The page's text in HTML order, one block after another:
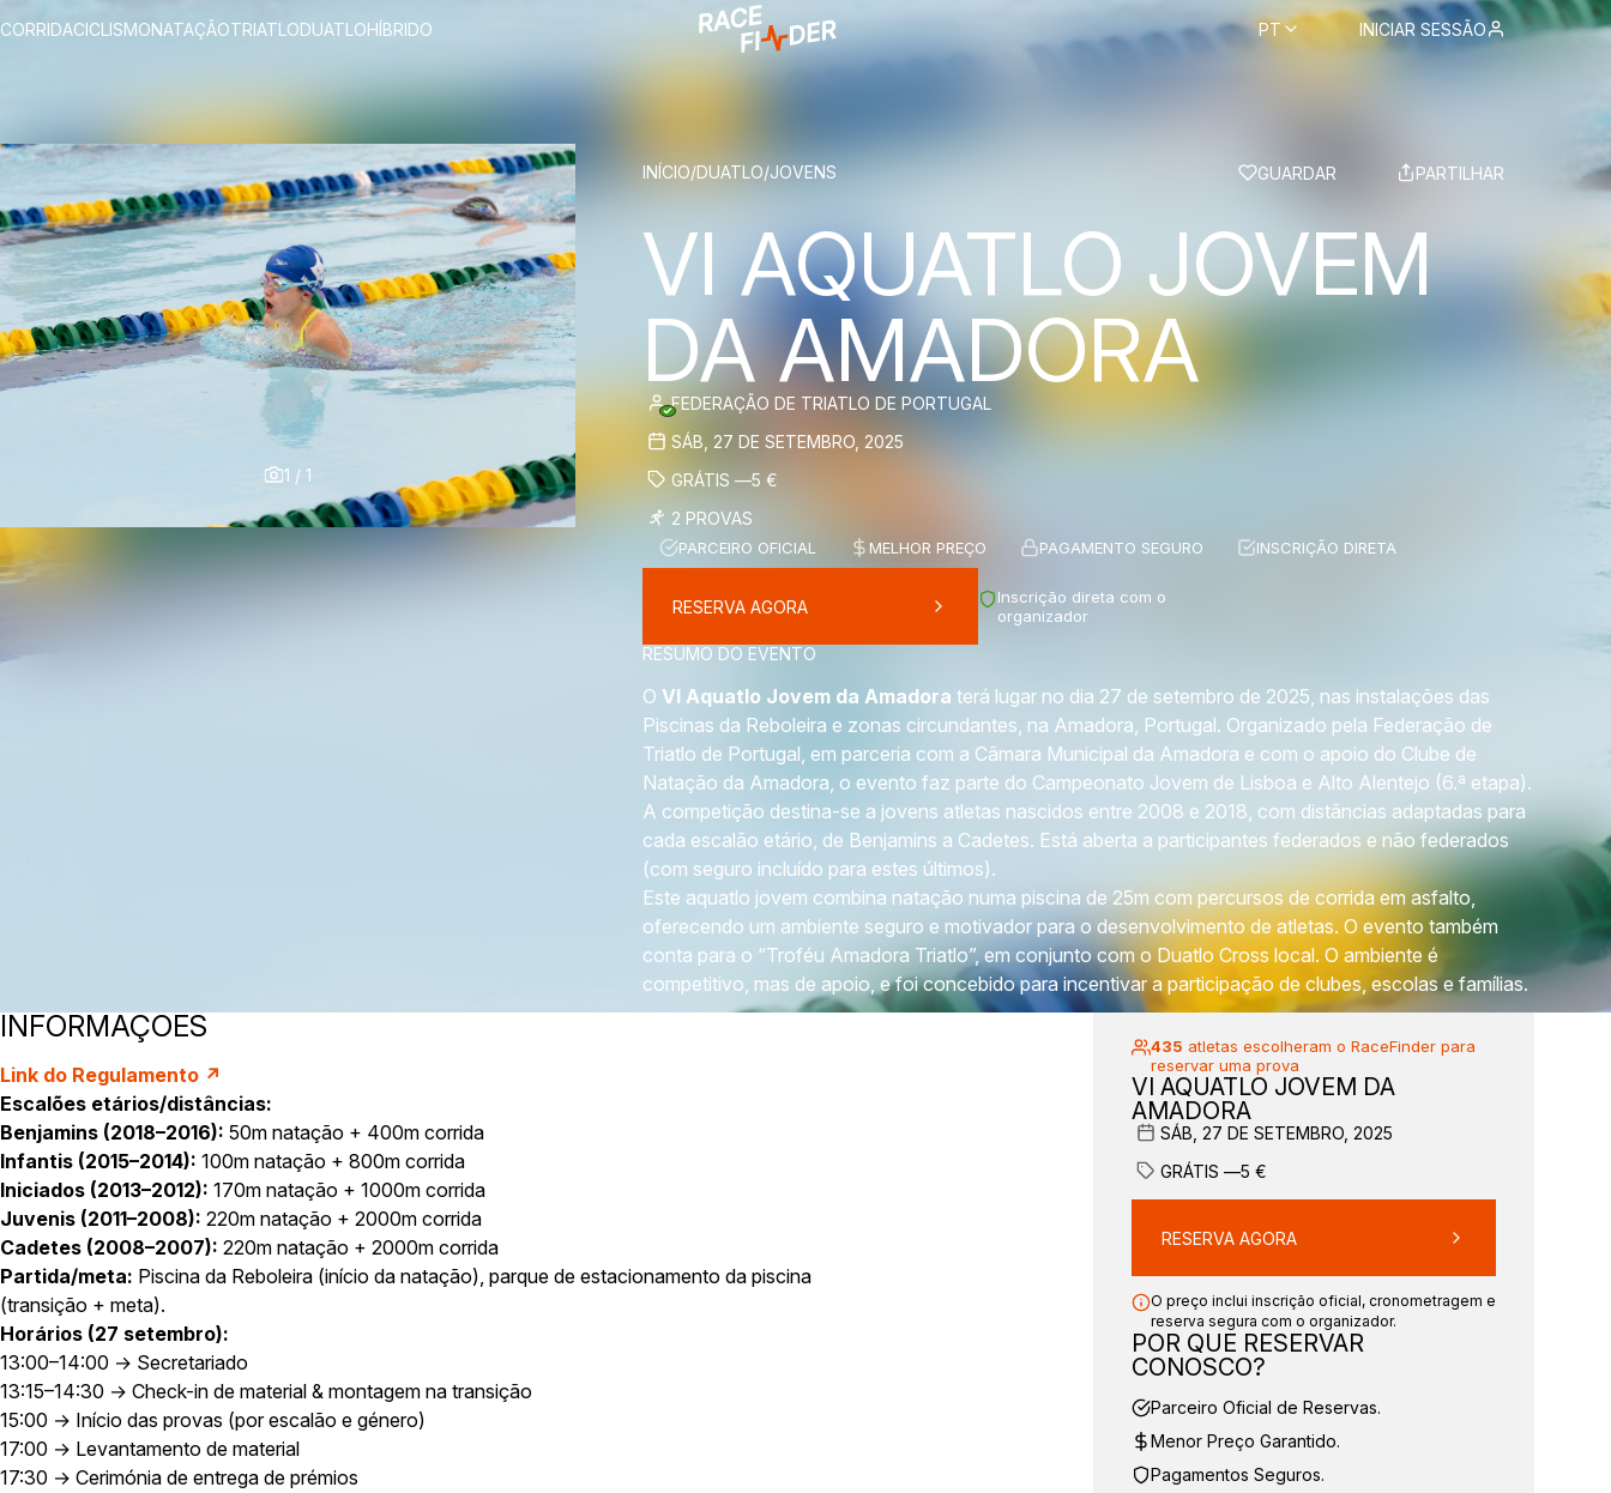
CORRIDACICLISMONATAÇÃOTRIATLODUATLOHÍBRIDO PT INICIAR SESSÃO
1 / 1
BREADCRUMBS
INÍCIO/DUATLO/JOVENS GUARDAR PARTILHAR
VI AQUATLO JOVEM
DA AMADORA
FEDERAÇÃO DE TRIATLO DE PORTUGAL
SÁB, 27 DE SETEMBRO, 2025
GRÁTIS —5 €
2 PROVAS
PARCEIRO OFICIAL MELHOR PREÇO PAGAMENTO SEGURO INSCRIÇÃO DIRETA
RESERVA AGORA
Inscrição direta com o
organizador
RESUMO DO EVENTO
O VI Aquatlo Jovem da Amadora terá lugar no dia 27 de setembro de 2025, nas instalações das
Piscinas da Reboleira e zonas circundantes, na Amadora, Portugal. Organizado pela Federação de
Triatlo de Portugal, em parceria com a Câmara Municipal da Amadora e com o apoio do Clube de
Natação da Amadora, o evento faz parte do Campeonato Jovem de Lisboa e Alto Alentejo (6.ª etapa).
A competição destina-se a jovens atletas nascidos entre 2008 e 2018, com distâncias adaptadas para
cada escalão etário, de Benjamins a Cadetes. Está aberta a participantes federados e não federados
(com seguro incluído para estes últimos).
Este aquatlo jovem combina natação numa piscina de 25m com percursos de corrida em asfalto,
oferecendo um ambiente seguro e motivador para o desenvolvimento de atletas. O evento também
conta para o “Troféu Amadora Triatlo”, em conjunto com o Duatlo Cross local. O ambiente é
competitivo, mas de apoio, e foi concebido para incentivar a participação de clubes, escolas e famílias.
INFORMAÇÕES
Link do Regulamento ↗
Escalões etários/distâncias:
Benjamins (2018–2016): 50m natação + 400m corrida
Infantis (2015–2014): 100m natação + 800m corrida
Iniciados (2013–2012): 170m natação + 1000m corrida
Juvenis (2011–2008): 220m natação + 2000m corrida
Cadetes (2008–2007): 220m natação + 2000m corrida
Partida/meta: Piscina da Reboleira (início da natação), parque de estacionamento da piscina
(transição + meta).
Horários (27 setembro):
13:00–14:00 → Secretariado
13:15–14:30 → Check-in de material & montagem na transição
15:00 → Início das provas (por escalão e género)
17:00 → Levantamento de material
17:30 → Cerimónia de entrega de prémios
435 atletas escolheram o RaceFinder para
reservar uma prova
VI AQUATLO JOVEM DA
AMADORA
SÁB, 27 DE SETEMBRO, 2025
GRÁTIS —5 €
RESERVA AGORA
O preço inclui inscrição oficial, cronometragem e
reserva segura com o organizador.
POR QUE RESERVAR
CONOSCO?
Parceiro Oficial de Reservas.
Menor Preço Garantido.
Pagamentos Seguros.